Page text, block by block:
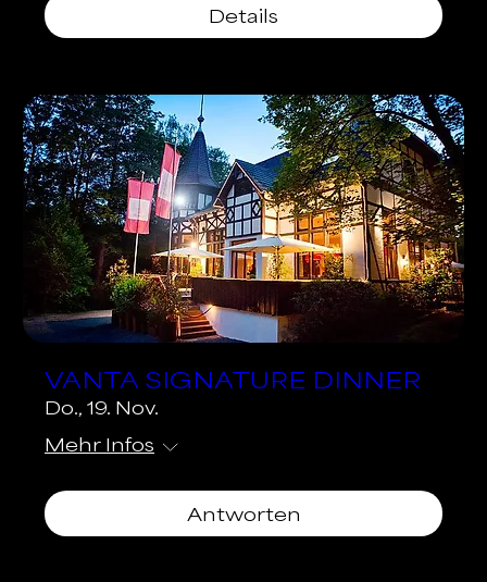
Details
VANTA SIGNATURE DINNER
Do., 19. Nov.
Mehr Infos
Antworten